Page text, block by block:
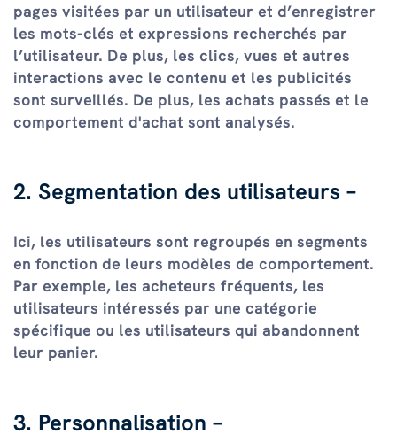
pages visitées par un utilisateur et d’enregistrer
les mots-clés et expressions recherchés par
l’utilisateur. De plus, les clics, vues et autres
interactions avec le contenu et les publicités
sont surveillés. De plus, les achats passés et le
comportement d'achat sont analysés.
2. Segmentation des utilisateurs –
Ici, les utilisateurs sont regroupés en segments
en fonction de leurs modèles de comportement.
Par exemple, les acheteurs fréquents, les
utilisateurs intéressés par une catégorie
spécifique ou les utilisateurs qui abandonnent
leur panier.
3. Personnalisation –